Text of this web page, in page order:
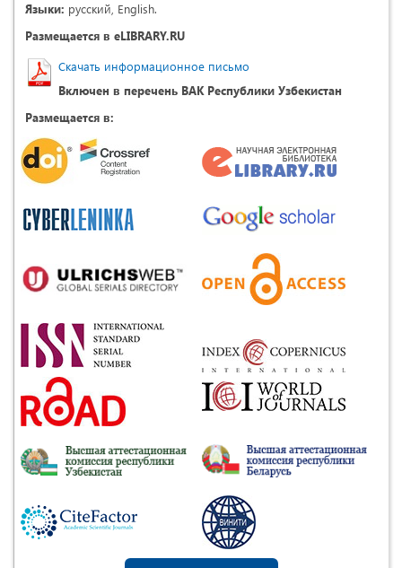
Языки: русский, English.
Размещается в eLIBRARY.RU
Скачать информационное письмо
Включен в перечень ВАК Республики Узбекистан
Размещается в: